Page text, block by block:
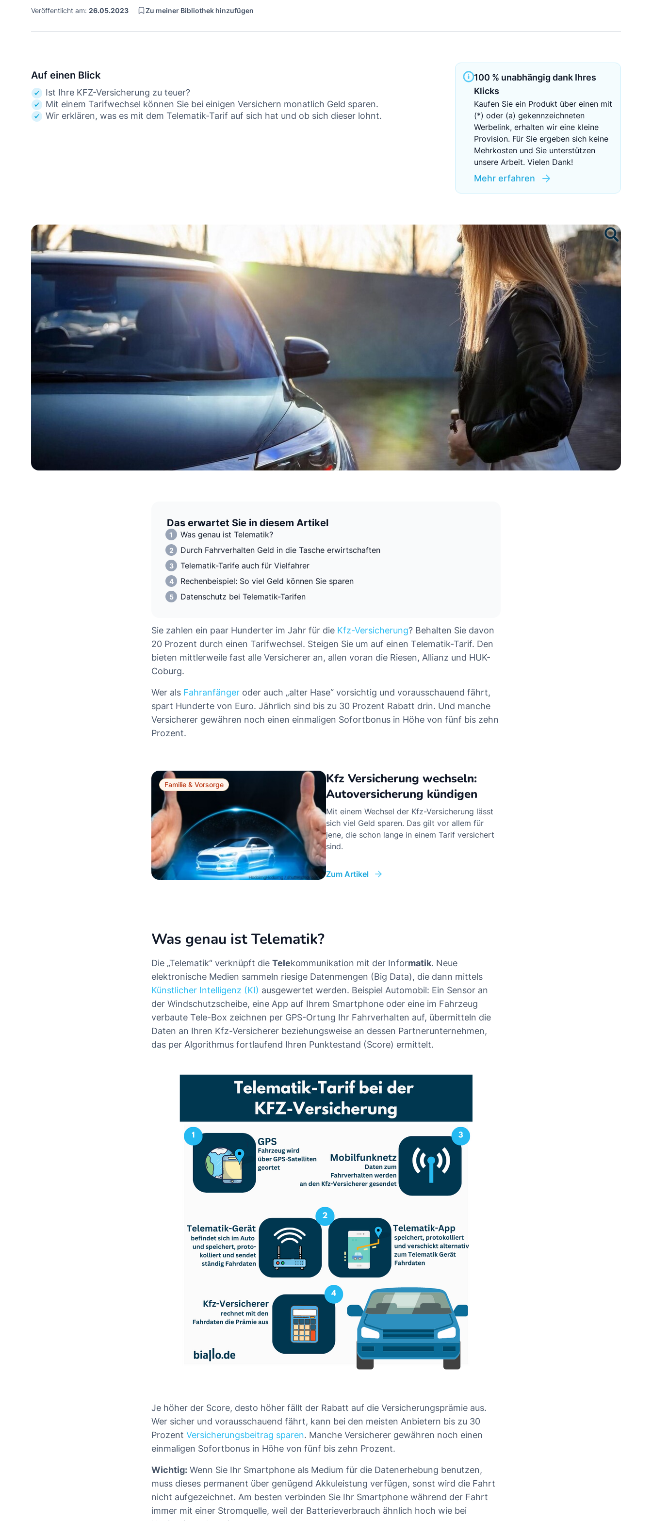
EZB-Leitzins
Veröffentlicht am: 26.05.2023 Zu meiner Bibliothek hinzufügen
Auf einen Blick
Ist Ihre KFZ-Versicherung zu teuer?
Mit einem Tarifwechsel können Sie bei einigen Versichern monatlich Geld sparen.
Wir erklären, was es mit dem Telematik-Tarif auf sich hat und ob sich dieser lohnt.
100 % unabhängig dank Ihres
Klicks
Kaufen Sie ein Produkt über einen mit
(*) oder (a) gekennzeichneten
Werbelink, erhalten wir eine kleine
Provision. Für Sie ergeben sich keine
Mehrkosten und Sie unterstützen
unsere Arbeit. Vielen Dank!
Mehr erfahren
Das erwartet Sie in diesem Artikel
Was genau ist Telematik?
Durch Fahrverhalten Geld in die Tasche erwirtschaften
Telematik-Tarife auch für Vielfahrer
Rechenbeispiel: So viel Geld können Sie sparen
Datenschutz bei Telematik-Tarifen
Sie zahlen ein paar Hunderter im Jahr für die Kfz-Versicherung? Behalten Sie davon
20 Prozent durch einen Tarifwechsel. Steigen Sie um auf einen Telematik-Tarif. Den
bieten mittlerweile fast alle Versicherer an, allen voran die Riesen, Allianz und HUK-
Coburg.
Wer als Fahranfänger oder auch „alter Hase“ vorsichtig und vorausschauend fährt,
spart Hunderte von Euro. Jährlich sind bis zu 30 Prozent Rabatt drin. Und manche
Versicherer gewähren noch einen einmaligen Sofortbonus in Höhe von fünf bis zehn
Prozent.
Familie & Vorsorge
Kfz Versicherung wechseln:
Autoversicherung kündigen
Mit einem Wechsel der Kfz-Versicherung lässt
sich viel Geld sparen. Das gilt vor allem für
jene, die schon lange in einem Tarif versichert
sind.
Zum Artikel
Was genau ist Telematik?
Die „Telematik“ verknüpft die Telekommunikation mit der Informatik. Neue
elektronische Medien sammeln riesige Datenmengen (Big Data), die dann mittels
Künstlicher Intelligenz (KI) ausgewertet werden. Beispiel Automobil: Ein Sensor an
der Windschutzscheibe, eine App auf Ihrem Smartphone oder eine im Fahrzeug
verbaute Tele-Box zeichnen per GPS-Ortung Ihr Fahrverhalten auf, übermitteln die
Daten an Ihren Kfz-Versicherer beziehungsweise an dessen Partnerunternehmen,
das per Algorithmus fortlaufend Ihren Punktestand (Score) ermittelt.
Je höher der Score, desto höher fällt der Rabatt auf die Versicherungsprämie aus.
Wer sicher und vorausschauend fährt, kann bei den meisten Anbietern bis zu 30
Prozent Versicherungsbeitrag sparen. Manche Versicherer gewähren noch einen
einmaligen Sofortbonus in Höhe von fünf bis zehn Prozent.
Wichtig: Wenn Sie Ihr Smartphone als Medium für die Datenerhebung benutzen,
muss dieses permanent über genügend Akkuleistung verfügen, sonst wird die Fahrt
nicht aufgezeichnet. Am besten verbinden Sie Ihr Smartphone während der Fahrt
immer mit einer Stromquelle, weil der Batterieverbrauch ähnlich hoch wie bei